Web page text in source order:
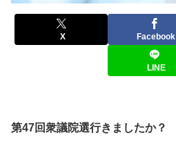
X Facebook
LINE
第47回衆議院選行きましたか？